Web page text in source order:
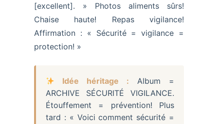
[excellent]. » Photos aliments sûrs!
Chaise haute! Repas vigilance!
Affirmation : « Sécurité = vigilance =
protection! »
Idée héritage : Album =
ARCHIVE SÉCURITÉ VIGILANCE.
Étouffement = prévention! Plus
tard : « Voici comment sécurité =